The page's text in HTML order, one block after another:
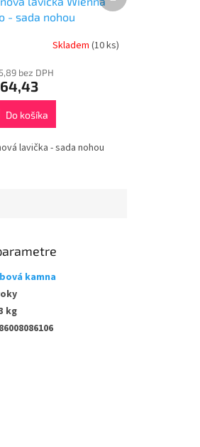
- sada nohou
Skladem (10 ks)
bez DPH
Do košíka
lavička - sada nohou
kamna
kg